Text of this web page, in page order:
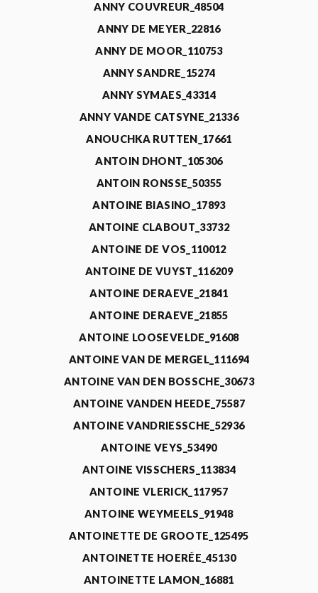
ANNY COUVREUR_48504
ANNY DE MEYER_22816
ANNY DE MOOR_110753
ANNY SANDRE_15274
ANNY SYMAES_43314
ANNY VANDE CATSYNE_21336
ANOUCHKA RUTTEN_17661
ANTOIN DHONT_105306
ANTOIN RONSSE_50355
ANTOINE BIASINO_17893
ANTOINE CLABOUT_33732
ANTOINE DE VOS_110012
ANTOINE DE VUYST_116209
ANTOINE DERAEVE_21841
ANTOINE DERAEVE_21855
ANTOINE LOOSEVELDE_91608
ANTOINE VAN DE MERGEL_111694
ANTOINE VAN DEN BOSSCHE_30673
ANTOINE VANDEN HEEDE_75587
ANTOINE VANDRIESSCHE_52936
ANTOINE VEYS_53490
ANTOINE VISSCHERS_113834
ANTOINE VLERICK_117957
ANTOINE WEYMEELS_91948
ANTOINETTE DE GROOTE_125495
ANTOINETTE HOERÉE_45130
ANTOINETTE LAMON_16881